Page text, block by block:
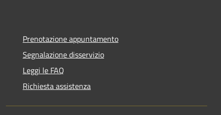
Prenotazione appuntamento
Segnalazione disservizio
Leggi le FAQ
Richiesta assistenza